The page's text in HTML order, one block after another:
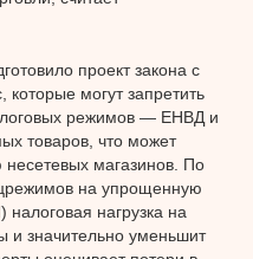
проект закона с
могут запретить
режимов — ЕНВД и
товаров, что может
несетевых магазинов. По
на упрощенную
нагрузка на
и значительно уменьшит